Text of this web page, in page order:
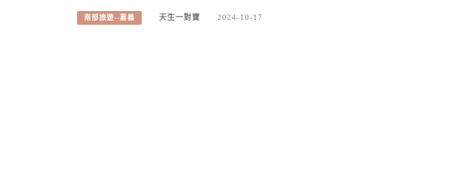
南部旅遊--嘉義 天生一對寶 2024-10-17